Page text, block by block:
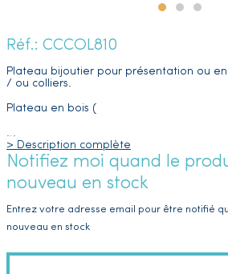
Réf.: CCCOL810
Plateau bijoutier pour présentation ou
/ ou colliers.
Plateau en bois (
…
> Description complète
Notifiez moi quand le
nouveau en stock
Entrez votre adresse email pour être notifié
nouveau en stock